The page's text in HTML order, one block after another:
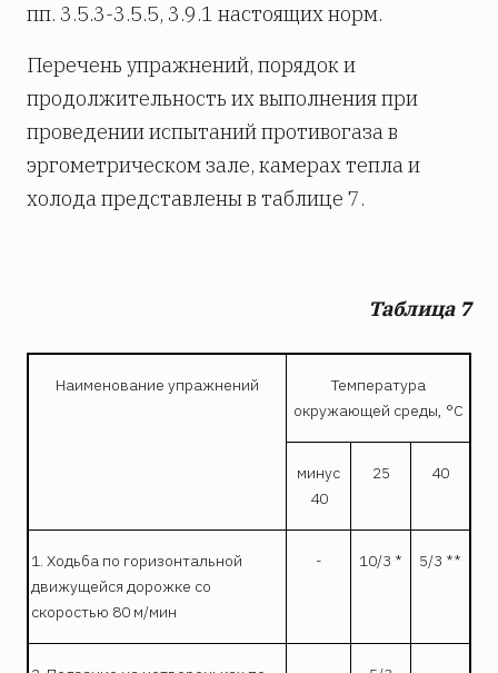
пп. 3.5.3-3.5.5, 3.9.1 настоящих норм.
Перечень упражнений, порядок и
продолжительность их выполнения при
проведении испытаний противогаза в
эргометрическом зале, камерах тепла и
холода представлены в таблице 7.
Таблица 7
Наименование упражнений
Температура
окружающей среды, °С
минус
40
25 40
1. Ходьба по горизонтальной
движущейся дорожке со
скоростью 80 м/мин
- 10/3 * 5/3 **